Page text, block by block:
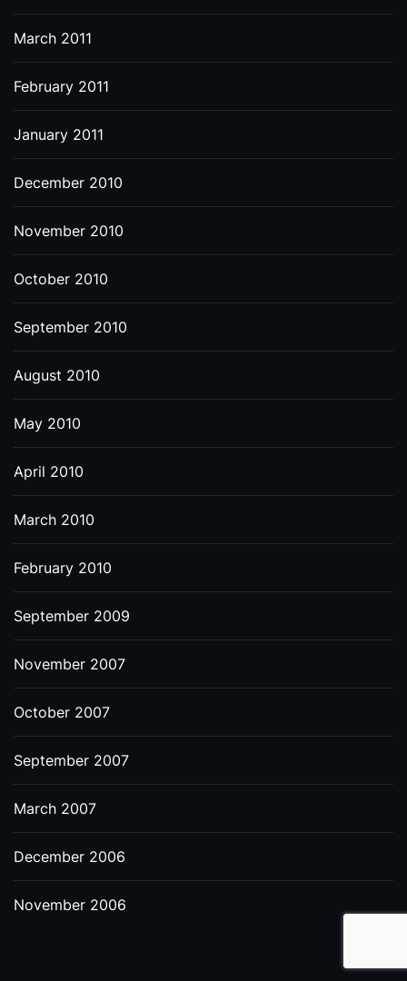
March 2011
February 2011
January 2011
December 2010
November 2010
October 2010
September 2010
August 2010
May 2010
April 2010
March 2010
February 2010
September 2009
November 2007
October 2007
September 2007
March 2007
December 2006
November 2006